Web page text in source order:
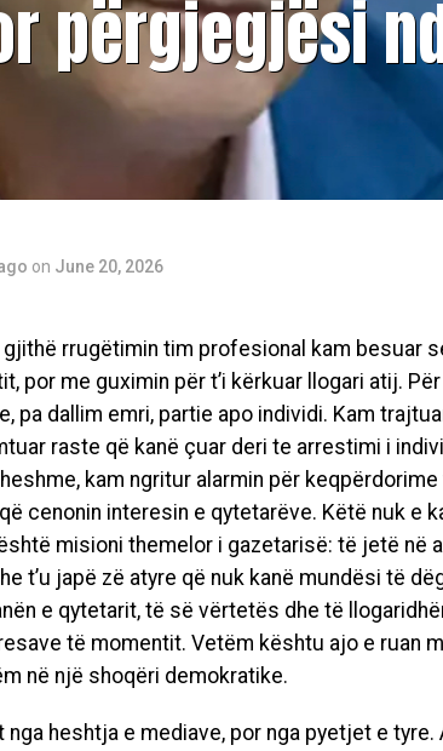
përgjegjësi
on June 20, 2026
gjithë rrugëtimin tim profesional kam besuar
por me guximin për t’i kërkuar llogari atij.
pa dallim emri, partie apo individi. Kam
raste që kanë çuar deri te arrestimi i
kam ngritur alarmin për
cenonin interesin e qytetarëve. Këtë nuk e
misioni themelor i gazetarisë: të jetë në
t’u japë zë atyre që nuk kanë mundësi të
e qytetarit, të së vërtetës dhe të
të momentit. Vetëm kështu ajo e ruan
në një shoqëri demokratike.
heshtja e mediave, por nga pyetjet e tyre.